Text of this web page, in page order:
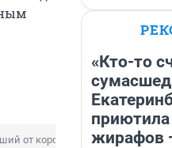
от коронавируса
«Кто-то
жирафов